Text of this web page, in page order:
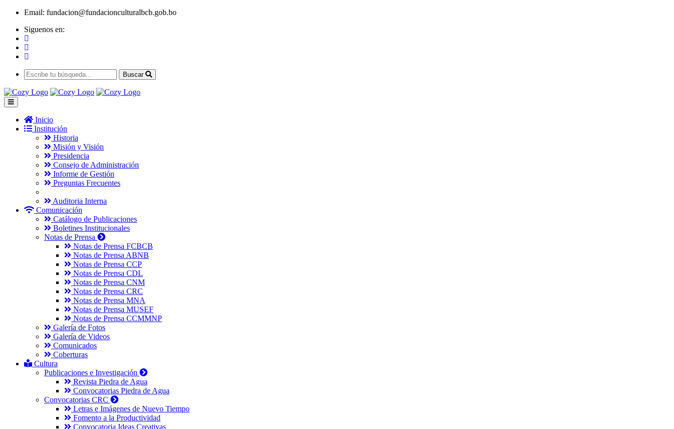
Email: fundacion@fundacionculturalbcb.gob.bo
Siguenos en:
Buscar
Inicio
Institución
Historia
Misión y Visión
Presidencia
Consejo de Administración
Informe de Gestión
Preguntas Frecuentes
Auditoria Interna
Comunicación
Catálogo de Publicaciones
Boletines Institucionales
Notas de Prensa
Notas de Prensa FCBCB
Notas de Prensa ABNB
Notas de Prensa CCP
Notas de Prensa CDL
Notas de Prensa CNM
Notas de Prensa CRC
Notas de Prensa MNA
Notas de Prensa MUSEF
Notas de Prensa CCMMNP
Galería de Fotos
Galería de Videos
Comunicados
Coberturas
Cultura
Publicaciones e Investigación
Revista Piedra de Agua
Convocatorias Piedra de Agua
Convocatorias CRC
Letras e Imágenes de Nuevo Tiempo
Fomento a la Productividad
Convocatoria Ideas Creativas